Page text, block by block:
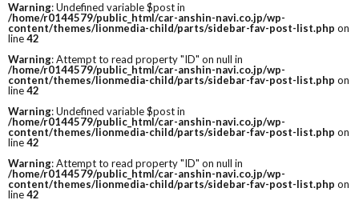
Warning: Undefined variable $post in
/home/r0144579/public_html/car-anshin-navi.co.jp/wp-
content/themes/lionmedia-child/parts/sidebar-fav-post-list.php on
line42
Warning: Attempt to read property "ID" on null in
/home/r0144579/public_html/car-anshin-navi.co.jp/wp-
content/themes/lionmedia-child/parts/sidebar-fav-post-list.php on
line42
Warning: Undefined variable $post in
/home/r0144579/public_html/car-anshin-navi.co.jp/wp-
content/themes/lionmedia-child/parts/sidebar-fav-post-list.php on
line42
Warning: Attempt to read property "ID" on null in
/home/r0144579/public_html/car-anshin-navi.co.jp/wp-
content/themes/lionmedia-child/parts/sidebar-fav-post-list.php on
line42